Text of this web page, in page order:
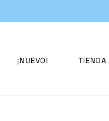
¡NUEVO! TIENDA